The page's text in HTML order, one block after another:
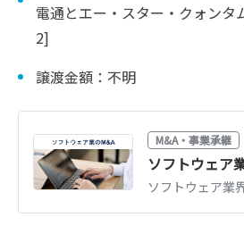
電通とエー・スター・クォンタ
2]
譲渡金額：不明
M&A・事業承継